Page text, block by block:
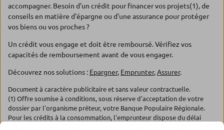
accompagner. Besoin d'un crédit pour financer vos projets(1), de
conseils en matière d'épargne ou d'une assurance pour protéger
vos biens ou vos proches ?
Un crédit vous engage et doit être remboursé. Vérifiez vos
capacités de remboursement avant de vous engager.
Découvrez nos solutions : Epargner, Emprunter,Assurer.
Document à caractère publicitaire et sans valeur contractuelle.
(1) Offre soumise à conditions, sous réserve d'acceptation de votre
dossier par l'organisme prêteur, votre Banque Populaire Régionale.
Pour les crédits à la consommation, l'emprunteur dispose du délai